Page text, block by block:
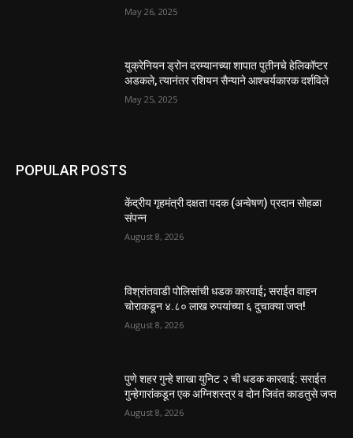
May 26, 2025
युक्रेनियन ड्रोन दरम्यानच्या शापात पुतीनचे हेलिकॉप्टर
अडकले, त्यानंतर रशियन सैन्याने आश्चर्यकारक दर्शविले
May 25, 2025
POPULAR POSTS
केंद्रीय गृहमंत्री दक्षता पदक (अन्वेषण) प्रदान सोहळा
संपन्न
August 8, 2026
विश्रांतवाडी पोलिसांची धडक कारवाई; सराईत वाहन
चोराकडून ४.८० लाख रुपयांच्या ६ दुचाक्या जप्त!
August 8, 2026
पुणे शहर गुन्हे शाखा युनिट २ ची धडक कारवाई: सराईत
गुन्हेगारांकडून एक अग्निशस्त्र व दोन जिवंत काडतुसे जप्त
August 8, 2026